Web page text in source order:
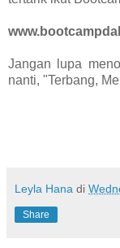
Jangan lupa
nanti, "Terbang,
Leyla Hana di
Share